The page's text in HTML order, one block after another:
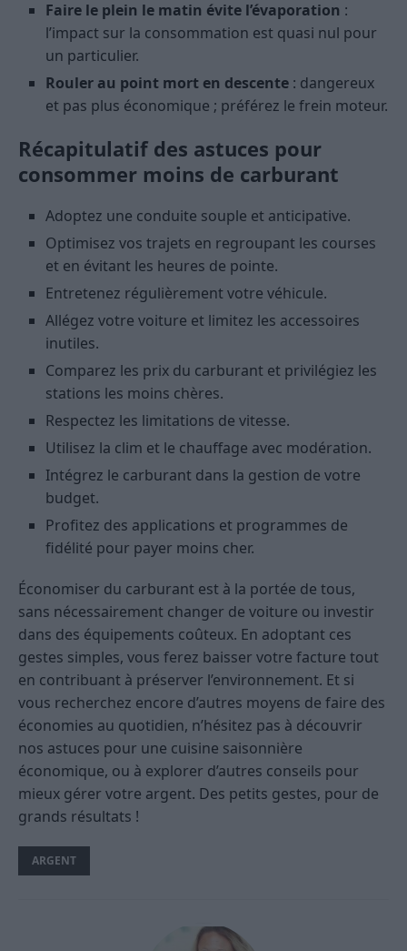
Faire le plein le matin évite l’évaporation :
l’impact sur la consommation est quasi nul pour
un particulier.
Rouler au point mort en descente : dangereux
et pas plus économique ; préférez le frein moteur.
Récapitulatif des astuces pour
consommer moins de carburant
Adoptez une conduite souple et anticipative.
Optimisez vos trajets en regroupant les courses
et en évitant les heures de pointe.
Entretenez régulièrement votre véhicule.
Allégez votre voiture et limitez les accessoires
inutiles.
Comparez les prix du carburant et privilégiez les
stations les moins chères.
Respectez les limitations de vitesse.
Utilisez la clim et le chauffage avec modération.
Intégrez le carburant dans la gestion de votre
budget.
Profitez des applications et programmes de
fidélité pour payer moins cher.
Économiser du carburant est à la portée de tous,
sans nécessairement changer de voiture ou investir
dans des équipements coûteux. En adoptant ces
gestes simples, vous ferez baisser votre facture tout
en contribuant à préserver l’environnement. Et si
vous recherchez encore d’autres moyens de faire des
économies au quotidien, n’hésitez pas à découvrir
nos astuces pour une cuisine saisonnière
économique, ou à explorer d’autres conseils pour
mieux gérer votre argent. Des petits gestes, pour de
grands résultats !
ARGENT